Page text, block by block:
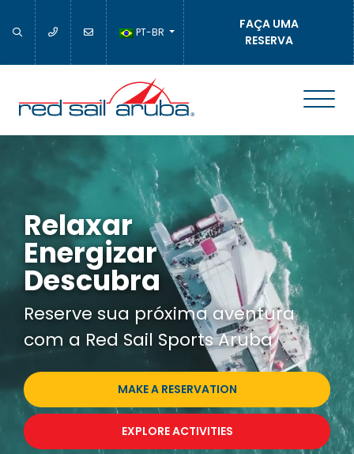
PT-BR
FAÇA UMA
RESERVA
Relaxar
Energizar
Descubra
Reserve sua próxima aventura
com a Red Sail Sports Aruba
MAKE A RESERVATION
EXPLORE ACTIVITIES